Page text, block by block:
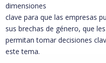
dimensiones
clave para que las empresas
sus brechas de género, que les
permitan tomar decisiones
este tema.